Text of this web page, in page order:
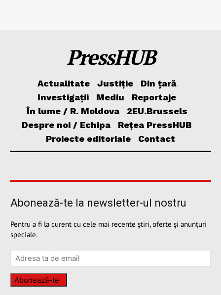
PressHUB
Actualitate Justiție
Din țară
Investigații
Mediu
Reportaje
În lume / R. Moldova
2EU.Brussels
Despre noi / Echipa
Rețea PressHUB
Proiecte editoriale
Contact
Abonează-te la newsletter-ul nostru
Pentru a fi la curent cu cele mai recente știri, oferte și anunțuri
speciale.
Abonează-te